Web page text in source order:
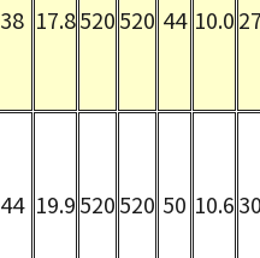
38 17.8520520 44 10.0
44 19.9520520 50 10.6